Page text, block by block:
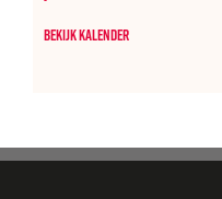
Bekijk kalender